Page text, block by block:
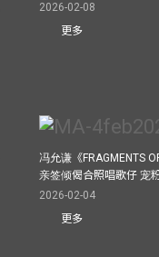
2026-02-08
更多
冯允谦《FRAGMENTS
亲签倾偈合照唱歌仔 宠
2026-02-04
更多